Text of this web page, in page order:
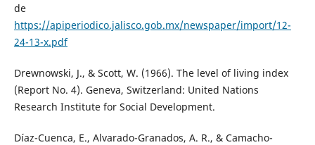
de
https://apiperiodico.jalisco.gob.mx/newspaper/import/12-
24-13-x.pdf
Drewnowski, J., & Scott, W. (1966). The level of living index
(Report No. 4). Geneva, Switzerland: United Nations
Research Institute for Social Development.
Díaz-Cuenca, E., Alvarado-Granados, A. R., & Camacho-